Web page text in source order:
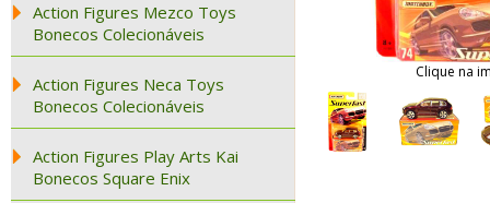
Action Figures Mezco Toys
Bonecos Colecionáveis
Action Figures Neca Toys
Bonecos Colecionáveis
Action Figures Play Arts Kai
Bonecos Square Enix
Clique na